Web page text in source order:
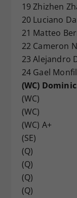
19 Zhizhen
20 Luciano
21 Matteo
22 Cameron
23 Alejandro
24 Gael
(WC)
(WC)
(WC)
(WC) A+
(SE)
(Q)
(Q)
(Q)
(Q)